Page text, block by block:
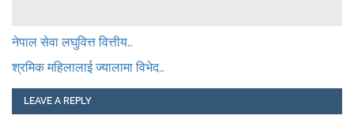
नेपाल सेवा लघुवित्त वित्तीय…
श्रमिक महिलालाई ज्यालामा विभेद…
LEAVE A REPLY